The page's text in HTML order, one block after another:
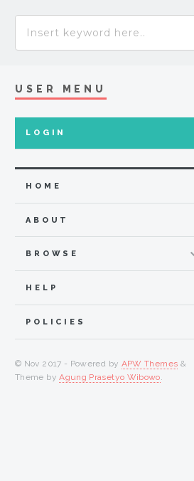
USER MENU
LOGIN
HOME
ABOUT
BROWSE
HELP
POLICIES
© Nov 2017 - Powered by APW Themes &
Theme byAgung Prasetyo Wibowo